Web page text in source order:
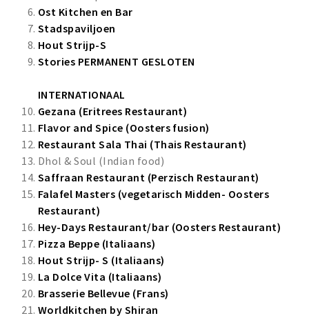
Ost Kitchen en Bar
Stadspaviljoen
Hout Strijp-S
Stories PERMANENT GESLOTEN
INTERNATIONAAL
Gezana (Eritrees Restaurant)
Flavor and Spice (Oosters fusion)
Restaurant Sala Thai (Thais Restaurant)
Dhol & Soul (Indian food)
Saffraan Restaurant (Perzisch Restaurant)
Falafel Masters (vegetarisch Midden- Oosters
Restaurant)
Hey-Days Restaurant/bar (Oosters Restaurant)
Pizza Beppe (Italiaans)
Hout Strijp- S (Italiaans)
La Dolce Vita (Italiaans)
Brasserie Bellevue (Frans)
Worldkitchen by Shiran